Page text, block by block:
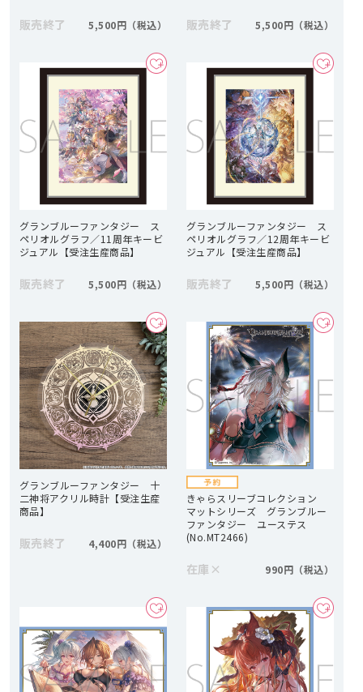
販売終了 5,500円 販売終了 5,500円
グランブルーファンタジー ス
ペリオルグラフ／11周年キービ
ジュアル【受注生産商品】
販売終了 5,500円
グランブルーファンタジー ス
ペリオルグラフ／12周年キービ
ジュアル【受注生産商品】
販売終了 5,500円
グランブルーファンタジー 十
二神将アクリル時計【受注生産
商品】
販売終了 4,400円
きゃらスリーブコレクション
マットシリーズ グランブルー
ファンタジー ユーステス
(No.MT2466)
在庫 × 990円